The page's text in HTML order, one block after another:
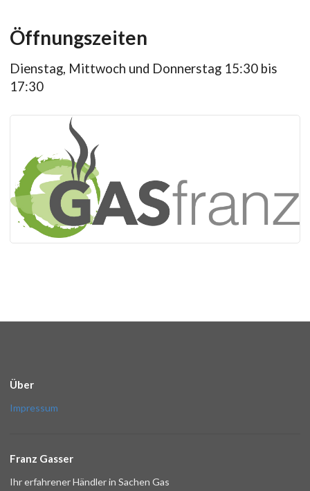
Öffnungszeiten
Dienstag, Mittwoch und Donnerstag 15:30 bis
17:30
Über
Impressum
Franz Gasser
Ihr erfahrener Händler in Sachen Gas